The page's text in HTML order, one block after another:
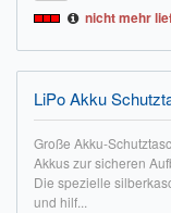
nicht mehr
LiPo Akku
Große Akku-
Akkus zur sicheren
Die spezielle
und hilf...